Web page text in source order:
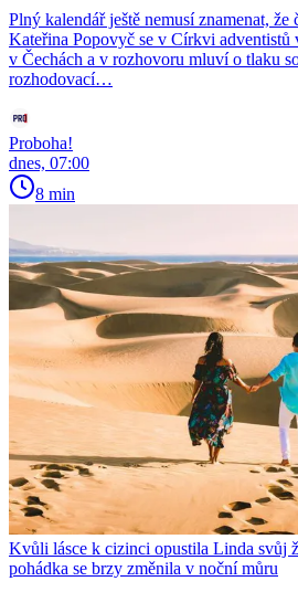
Plný kalendář ještě nemusí znamenat,
Kateřina Popovyč se v Církvi adventistů
v Čechách a v rozhovoru mluví o tlaku
rozhodovací…
Proboha!
dnes, 07:00
8 min
Kvůli lásce k cizinci opustila Linda svůj
pohádka se brzy změnila v noční můru